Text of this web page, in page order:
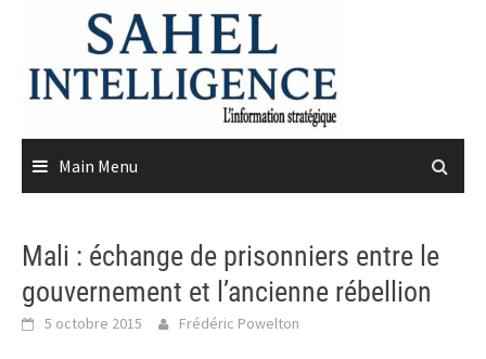
content
Main Menu
Mali : échange de prisonniers entre le
gouvernement et l’ancienne rébellion
5 octobre 2015 Frédéric Powelton